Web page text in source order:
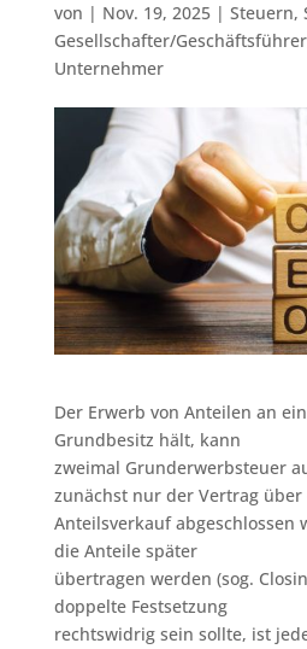
von | Nov. 19, 2025| Steuern,
Gesellschafter/Geschäftsführer
Unternehmer
Der Erwerb von Anteilen an
Grundbesitz hält, kann
zweimal Grunderwerbsteuer
zunächst nur der Vertrag über
Anteilsverkauf abgeschlossen
die Anteile später
übertragen werden (sog.
doppelte Festsetzung
rechtswidrig sein sollte, ist